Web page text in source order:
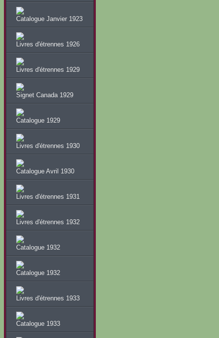
Catalogue Janvier 1923
Livres d'étrennes 1926
Livres d'étrennes 1929
Signet Canada 1929
Catalogue 1929
Livres d'étrennes 1930
Catalogue Avril 1930
Livres d'étrennes 1931
Livres d'étrennes 1932
Catalogue 1932
Catalogue 1932
Livres d'étrennes 1933
Catalogue 1933